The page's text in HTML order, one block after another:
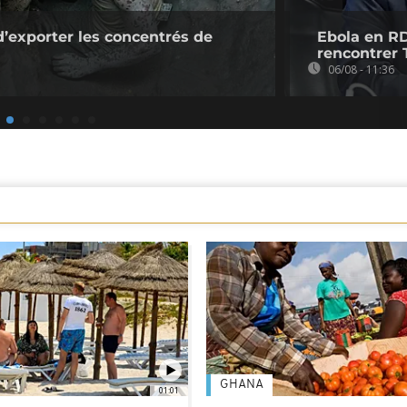
les concentrés de
Ebola en
rencontrer
06/08 - 11:36
01:01 GHANA